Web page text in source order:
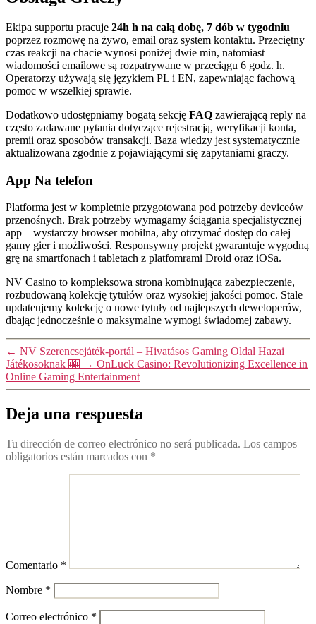
Ekipa supportu pracuje 24h h na całą dobę, 7 dób w tygodniu
poprzez rozmowę na żywo, email oraz system kontaktu. Przeciętny
czas reakcji na chacie wynosi poniżej dwie min, natomiast
wiadomości emailowe są rozpatrywane w przeciągu 6 godz. h.
Operatorzy używają się językiem PL i EN, zapewniając fachową
pomoc w wszelkiej sprawie.
Dodatkowo udostępniamy bogatą sekcję FAQ zawierającą reply na
często zadawane pytania dotyczące rejestracją, weryfikacji konta,
premii oraz sposobów transakcji. Baza wiedzy jest systematycznie
aktualizowana zgodnie z pojawiającymi się zapytaniami graczy.
App Na telefon
Platforma jest w kompletnie przygotowana pod potrzeby deviceów
przenośnych. Brak potrzeby wymagamy ściągania specjalistycznej
app – wystarczy browser mobilna, aby otrzymać dostęp do całej
gamy gier i możliwości. Responsywny projekt gwarantuje wygodną
grę na smartfonach i tabletach z platfomrami Droid oraz iOSa.
NV Casino to kompleksowa strona kombinująca zabezpieczenie,
rozbudowaną kolekcję tytułów oraz wysokiej jakości pomoc. Stale
updateujemy kolekcję o nowe tytuły od najlepszych deweloperów,
dbając jednocześnie o maksymalne wymogi świadomej zabawy.
← NV Szerencsejáték-portál – Hivatásos Gaming Oldal Hazai
Játékosoknak 🎰 → OnLuck Casino: Revolutionizing Excellence in
Online Gaming Entertainment
Deja una respuesta
Tu dirección de correo electrónico no será publicada. Los campos
obligatorios están marcados con *
Comentario *
Nombre *
Correo electrónico *